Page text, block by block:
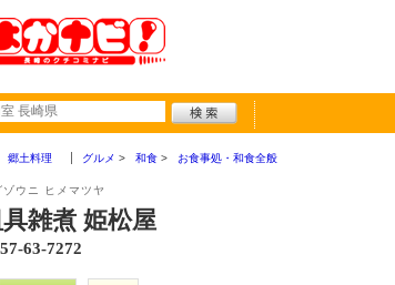
郷土料理 グルメ 和食 お食事処・和食全般
ゾウニ ヒメマツヤ
雑煮 姫松屋
63-7272